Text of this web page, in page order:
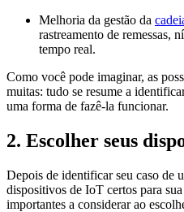
Melhoria da gestão da
rastreamento de remessas,
tempo real.
Como você pode imaginar, as
muitas: tudo se resume a
uma forma de fazê-la funcionar.
2. Escolher seus
Depois de identificar seu caso de
dispositivos de IoT certos para
importantes a considerar ao